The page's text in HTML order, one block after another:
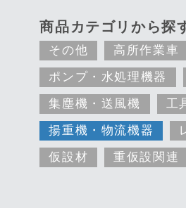
商品カテゴリから探
その他 高所作業車
ポンプ・水処理機器
集塵機・送風機
工
揚重機・物流機器
仮設材
重仮設関連